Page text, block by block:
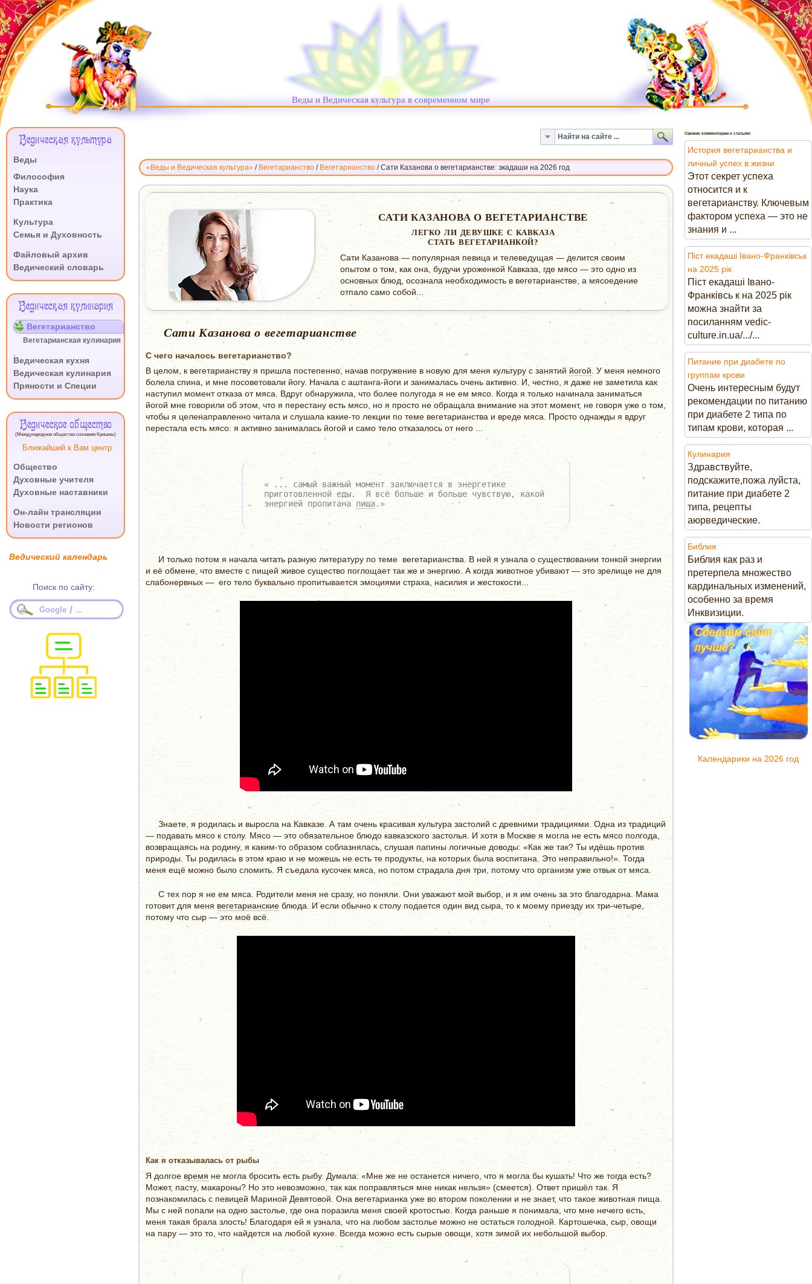
Веды и Ведическая культура в современном мире
«Веды и Ведическая культура» / Вегетарианство / Вегетарианство /Сати Казанова о вегетарианстве: экадаши на 2026 год
САТИ
ВЕГЕТАРИАНСТВЕ
САТИ КАЗАНОВА О ВЕГЕТАРИАНСТВЕ
ЛЕГКО ЛИ ДЕВУШКЕ С КАВКАЗА
СТАТЬ ВЕГЕТАРИАНКОЙ?
Сати Казанова — популярная певица и телеведущая — делится своим
опытом о том, как она, будучи уроженкой Кавказа, где мясо — это одно из
основных блюд, осознала необходимость в вегетарианстве, а мясоедение
отпало само собой...
Сати Казанова о вегетарианстве
С чего началось вегетарианство?
В целом, к вегетарианству я пришла постепенно, начав погружение в новую для меня культуру с занятий йогой . У меня немного
болела спина, и мне посоветовали йогу. Начала с аштанга-йоги и занималась очень активно. И, честно, я даже не заметила как
наступил момент отказа от мяса. Вдруг обнаружила, что более полугода я не ем мясо. Когда я только начинала заниматься
йогой мне говорили об этом, что я перестану есть мясо, но я просто не обращала внимание на этот момент, не говоря уже о том,
чтобы я целенаправленно читала и слушала какие-то лекции по теме вегетарианства и вреде мяса. Просто однажды я вдруг
перестала есть мясо: я активно занималась йогой и само тело отказалось от него ...
« ... самый важный момент заключается в энергетике
приготовленной еды. Я всё больше и больше чувствую, какой
энергией пропитанапища.»
И только потом я начала читать разную литературу по теме вегетарианства. В ней я узнала о существовании тонкой энергии
и её обмене, что вместе с пищей живое существо поглощает так же и энергию. А когда животное убивают — это зрелище не для
слабонервных — его тело буквально пропитывается эмоциями страха, насилия и жестокости...
Знаете, я родилась и выросла на Кавказе. А там очень красивая культура застолий с древними традициями. Одна из традиций
— подавать мясо к столу. Мясо — это обязательное блюдо кавказского застолья. И хотя в Москве я могла не есть мясо полгода,
возвращаясь на родину, я каким-то образом соблазнялась, слушая папины логичные доводы: «Как же так? Ты идёшь против
природы. Ты родилась в этом краю и не можешь не есть те продукты, на которых была воспитана. Это неправильно!». Тогда
меня ещё можно было сломить. Я съедала кусочек мяса, но потом страдала дня три, потому что организм уже отвык от мяса.
С тех пор я не ем мяса. Родители меня не сразу, но поняли. Они уважают мой выбор, и я им очень за это благодарна. Мама
готовит для меня вегетарианские блюда. И если обычно к столу подается один вид сыра, то к моему приезду их три-четыре,
потому что сыр — это моё всё.
Как я отказывалась от рыбы
Я долгое время не могла бросить есть рыбу. Думала: «Мне же не останется ничего, что я могла бы кушать! Что же тогда есть?
Может, пасту, макароны? Но это невозможно, так как поправляться мне никак нельзя» (смеется). Ответ пришёл так. Я
познакомилась с певицей Мариной Девятовой. Она вегетарианка уже во втором поколении и не знает, что такое животная пища.
Мы с ней попали на одно застолье, где она поразила меня своей кротостью. Когда раньше я понимала, что мне нечего есть,
меня такая брала злость! Благодаря ей я узнала, что на любом застолье можно не остаться голодной. Картошечка, сыр, овощи
на пару — это то, что найдется на любой кухне. Всегда можно есть сырые овощи, хотя зимой их небольшой выбор.
Меню
Ведическая культура
Веды
Философия
Наука
Практика
Культура
Семья и Духовность
Файловый архив
Ведический словарь
Ведическая кулинария
Вегетарианство
Вегетарианская кулинария
Ведическая кухня
Ведическая кулинария
Пряности и Специи
Ведическое общество
(Международное общество сознания Кришны)
Ближайший к Вам центр
Общество
Духовные учителя
Духовные наставники
Он-лайн трансляции
Новости регионов
Ведический календарь
Поиск по сайту:
Google / ...
Свежие комментарии к статьям:
История вегетарианства и
личный успех в жизни
Этот секрет успеха
относится и к
вегетарианству. Ключевым
фактором успеха — это не
знания и ...
Піст екадаші Івано-Франківськ
на 2025 рік
Піст екадаші Івано-
Франківсь к на 2025 рік
можна знайти за
посиланням vedic-
culture.in.ua/.../...
Питание при диабете по
группам крови
Очень интересным будут
рекомендации по питанию
при диабете 2 типа по
типам крови, которая ...
Кулинария
Здравствуйте,
подскажите,пожа луйста,
питание при диабете 2
типа, рецепты
аюрведические.
Библия
Библия как раз и
претерпела множество
кардинальных изменений,
особенно за время
Инквизиции.
Календарики на 2026 год